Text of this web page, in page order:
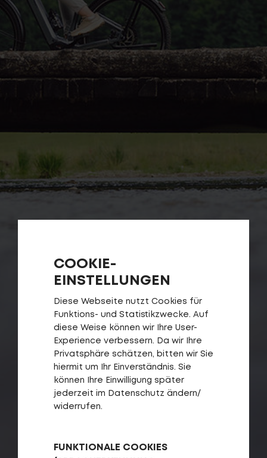
Login
HÄNDLERSUCHE
COOKIE-
EINSTELLUNGEN
Diese Webseite nutzt Cookies für
Funktions- und Statistikzwecke. Auf
diese Weise können wir Ihre User-
Experience verbessern. Da wir Ihre
Privatsphäre schätzen, bitten wir Sie
hiermit um Ihr Einverständnis. Sie
können Ihre Einwilligung später
jederzeit im Datenschutz ändern/
widerrufen.
FUNKTIONALE COOKIES